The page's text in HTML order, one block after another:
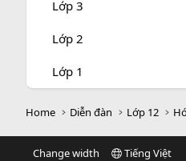
Lớp 3
Lớp 2
Lớp 1
Home Diễn đàn Lớp 12
Change width Tiếng Việt